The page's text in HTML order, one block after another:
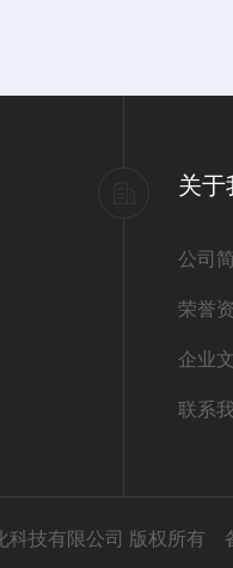
关于
公司
荣誉
企业
联系
科技有限公司 版权所有